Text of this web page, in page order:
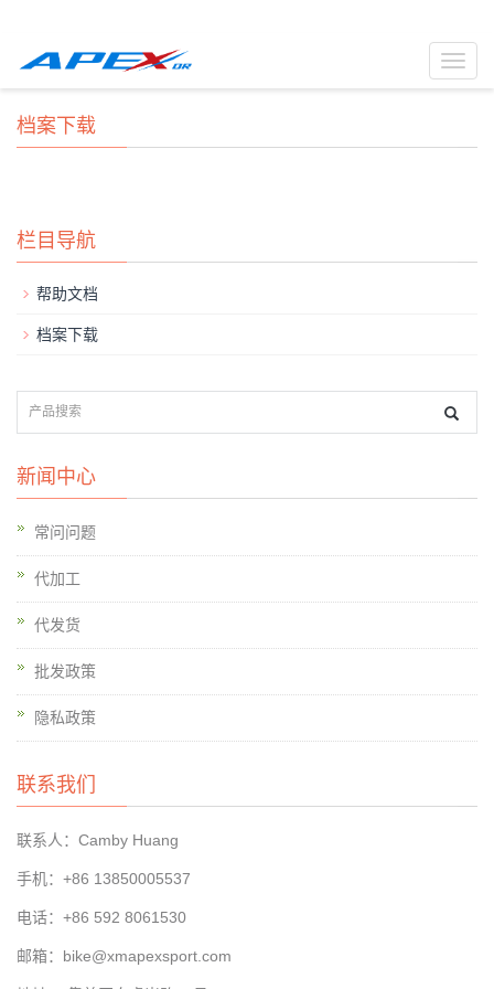
档案下载
栏目导航
帮助文档
档案下载
新闻中心
常问问题
代加工
代发货
批发政策
隐私政策
联系我们
联系人：Camby Huang
手机：+86 13850005537
电话：+86 592 8061530
邮箱：bike@xmapexsport.com